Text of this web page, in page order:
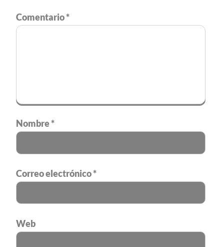
Comentario*
Nombre*
Correo electrónico*
Web